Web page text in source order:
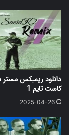
کاست تایم 1
2025-04-26